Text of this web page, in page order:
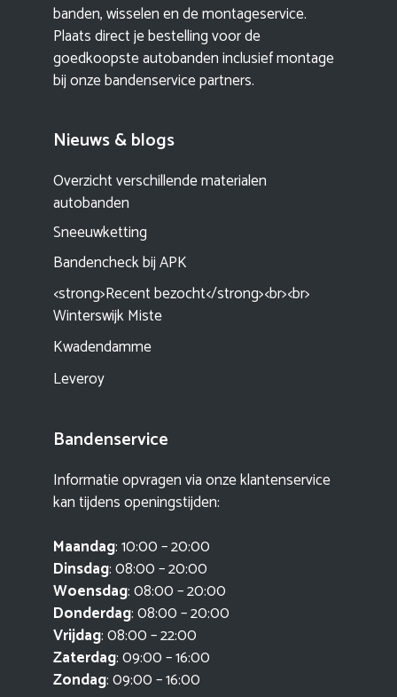
banden, wisselen en de montageservice.
Plaats direct je bestelling voor de
goedkoopste autobanden inclusief montage
bij onze bandenservice partners.
Nieuws & blogs
Overzicht verschillende materialen
autobanden
Sneeuwketting
Bandencheck bij APK
<strong>Recent bezocht</strong><br><br>
Winterswijk Miste
Kwadendamme
Leveroy
Bandenservice
Informatie opvragen via onze klantenservice
kan tijdens openingstijden:
Maandag: 10:00 – 20:00
Dinsdag: 08:00 – 20:00
Woensdag: 08:00 – 20:00
Donderdag: 08:00 – 20:00
Vrijdag: 08:00 – 22:00
Zaterdag: 09:00 – 16:00
Zondag: 09:00 – 16:00